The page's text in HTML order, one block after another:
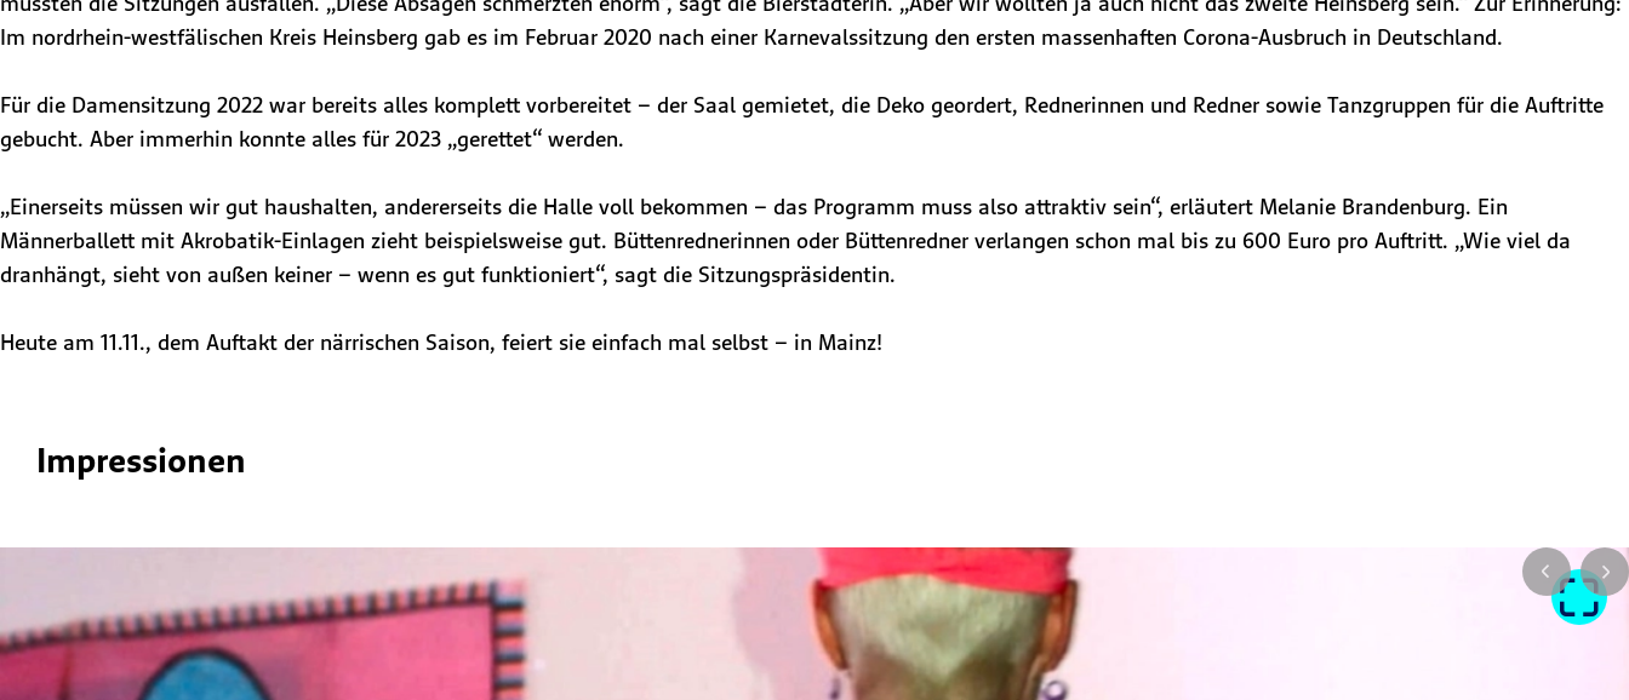
Im nordrhein-westfälischen Kreis Heinsberg gab es im Februar 2020 nach einer Karnevalssitzung den ersten massenhaften Corona-Ausbruch in Deutschland.
Für die Damensitzung 2022 war bereits alles komplett vorbereitet – der Saal gemietet, die Deko geordert, Rednerinnen und Redner sowie Tanzgruppen für die Auftritte
gebucht. Aber immerhin konnte alles für 2023 „gerettet“ werden.
„Einerseits müssen wir gut haushalten, andererseits die Halle voll bekommen – das Programm muss also attraktiv sein“, erläutert Melanie Brandenburg. Ein
Männerballett mit Akrobatik-Einlagen zieht beispielsweise gut. Büttenrednerinnen oder Büttenredner verlangen schon mal bis zu 600 Euro pro Auftritt. „Wie viel da
dranhängt, sieht von außen keiner – wenn es gut funktioniert“, sagt die Sitzungspräsidentin.
Heute am 11.11., dem Auftakt der närrischen Saison, feiert sie einfach mal selbst – in Mainz!​
Impressionen